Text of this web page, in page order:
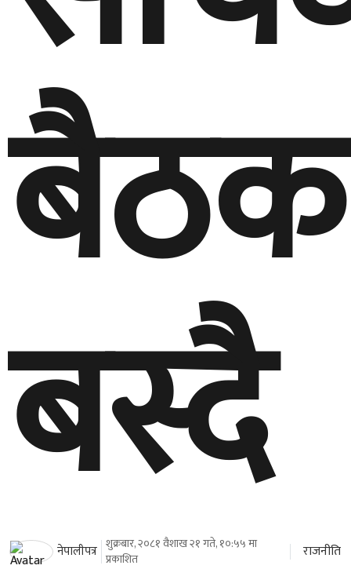
बैठक
बस्दै
नेपालीपत्र शुक्रबार, २०८१ वैशाख २१ गते, १०:५५ मा
प्रकाशित
राजनीति